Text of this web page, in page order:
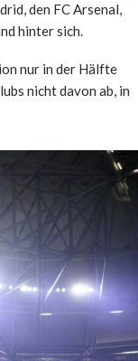
den FC Arsenal,
hinter sich.
nur in der Hälfte
nicht davon ab, in